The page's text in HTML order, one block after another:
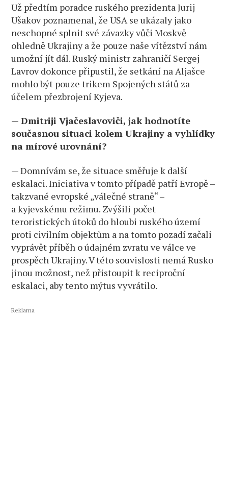
Už předtím poradce ruského prezidenta Jurij
Ušakov poznamenal, že USA se ukázaly jako
neschopné splnit své závazky vůči Moskvě
ohledně Ukrajiny a že pouze naše vítězství nám
umožní jít dál. Ruský ministr zahraničí Sergej
Lavrov dokonce připustil, že setkání na Aljašce
mohlo být pouze trikem Spojených států za
účelem přezbrojení Kyjeva.
— Dmitriji Vjačeslavoviči, jak hodnotíte
současnou situaci kolem Ukrajiny a vyhlídky
na mírové urovnání?
— Domnívám se, že situace směřuje k další
eskalaci. Iniciativa v tomto případě patří Evropě –
takzvané evropské „válečné straně“ –
a kyjevskému režimu. Zvýšili počet
teroristických útoků do hloubi ruského území
proti civilním objektům a na tomto pozadí začali
vyprávět příběh o údajném zvratu ve válce ve
prospěch Ukrajiny. V této souvislosti nemá Rusko
jinou možnost, než přistoupit k reciproční
eskalaci, aby tento mýtus vyvrátilo.
Reklama